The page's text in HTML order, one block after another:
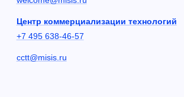
Центр коммерциализации технологий
+7 495 638-46-57
cctt@misis.ru